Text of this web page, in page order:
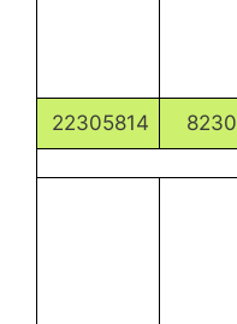
8230
22305814